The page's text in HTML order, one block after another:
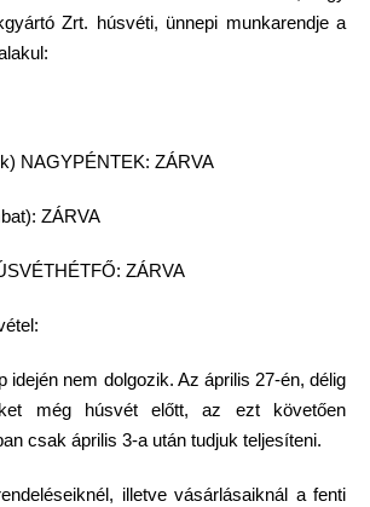
Zrt. húsvéti, ünnepi munkarendje a
NAGYPÉNTEK: ZÁRVA
ZÁRVA
ZÁRVA
idején nem dolgozik. Az április 27-én, délig
még húsvét előtt, az ezt követően
csak április 3-a után tudjuk teljesíteni.
illetve vásárlásaiknál a fenti